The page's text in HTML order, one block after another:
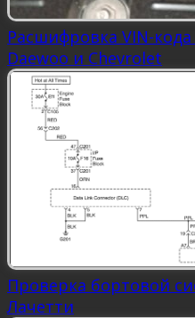
Расшифровка VIN-
Daewoo и Chevrolet
Проверка бортовой
Лачетти